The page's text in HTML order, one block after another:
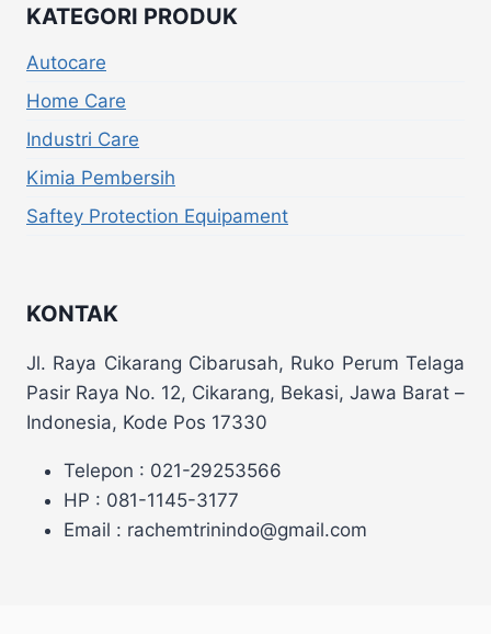
KATEGORI PRODUK
Autocare
Home Care
Industri Care
Kimia Pembersih
Saftey Protection Equipament
KONTAK
Jl. Raya Cikarang Cibarusah, Ruko Perum Telaga
Pasir Raya No. 12, Cikarang, Bekasi, Jawa Barat –
Indonesia, Kode Pos 17330
Telepon : 021-29253566
HP : 081-1145-3177
Email : rachemtrinindo@gmail.com